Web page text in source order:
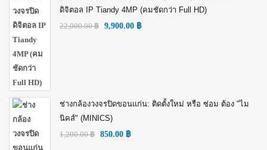
ดิจิตอล IP Tiandy 4MP (คมชัดกว่า Full HD)
22,000.00฿ 9,900.00 ฿
ช่างกล้องวงจรปิดขอนแก่น: ติดตั้งใหม่ หรือ ซ่อม ต้อง "ไม
นิคส์" (MINICS)
1,200.00฿ 850.00 ฿